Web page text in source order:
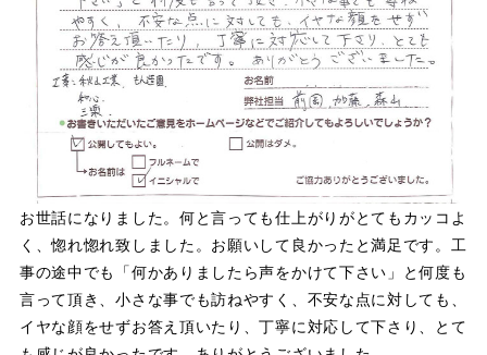
お世話になりました。何と言っても仕上がりがとてもカッコよ
く、惚れ惚れ致しました。お願いして良かったと満足です。工
事の途中でも「何かありましたら声をかけて下さい」と何度も
言って頂き、小さな事でも訪ねやすく、不安な点に対しても、
イヤな顔をせずお答え頂いたり、丁寧に対応して下さり、とて